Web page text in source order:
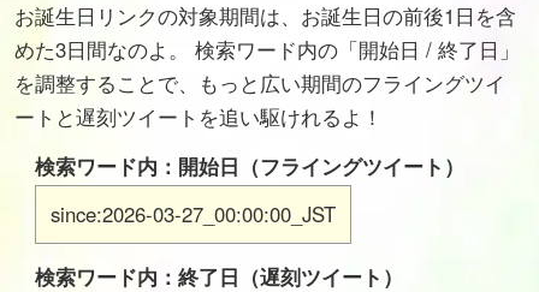
お誕生日リンクの対象期間は、お誕生日の前後1日を含
めた3日間なのよ。 検索ワード内の「開始日 / 終了日」
を調整することで、もっと広い期間のフライングツイ
ートと遅刻ツイートを追い駆けれるよ！
検索ワード内：開始日（フライングツイート）
since:2026-03-27_00:00:00_JST
検索ワード内：終了日（遅刻ツイート）